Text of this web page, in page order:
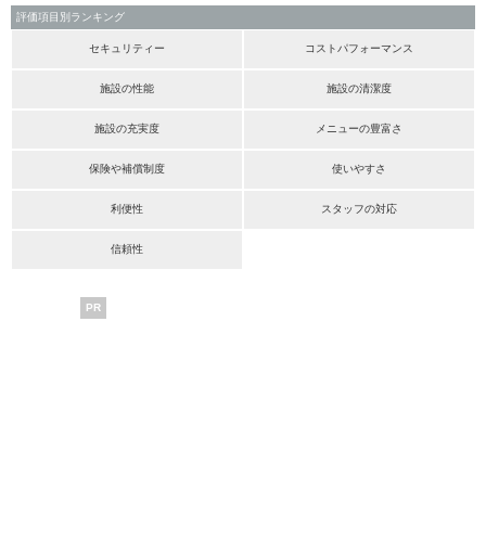
評価項目別ランキング
セキュリティー コストパフォーマンス
施設の性能 施設の清潔度
施設の充実度 メニューの豊富さ
保険や補償制度 使いやすさ
利便性 スタッフの対応
信頼性
PR